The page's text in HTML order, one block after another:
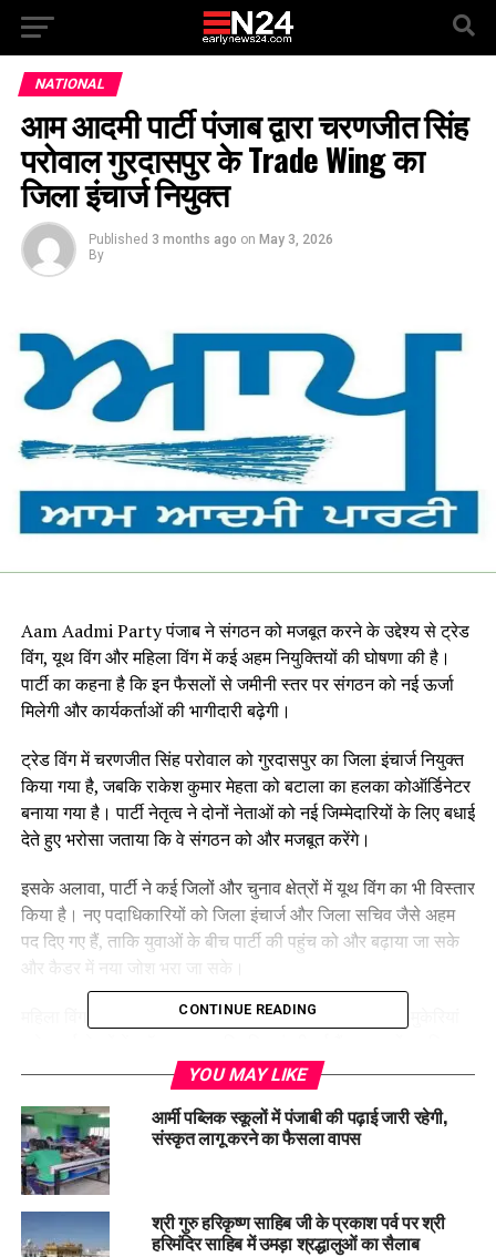
NATIONAL
आम आदमी पार्टी पंजाब द्वारा चरणजीत सिंह
परोवाल गुरदासपुर के Trade Wing का
जिला इंचार्ज नियुक्त
Published 3 months ago on May 3, 2026
By
Aam Aadmi Party पंजाब ने संगठन को मजबूत करने के उद्देश्य से ट्रेड
विंग, यूथ विंग और महिला विंग में कई अहम नियुक्तियों की घोषणा की है।
पार्टी का कहना है कि इन फैसलों से जमीनी स्तर पर संगठन को नई ऊर्जा
मिलेगी और कार्यकर्ताओं की भागीदारी बढ़ेगी।
ट्रेड विंग में चरणजीत सिंह परोवाल को गुरदासपुर का जिला इंचार्ज नियुक्त
किया गया है, जबकि राकेश कुमार मेहता को बटाला का हलका कोऑर्डिनेटर
बनाया गया है। पार्टी नेतृत्व ने दोनों नेताओं को नई जिम्मेदारियों के लिए बधाई
देते हुए भरोसा जताया कि वे संगठन को और मजबूत करेंगे।
इसके अलावा, पार्टी ने कई जिलों और चुनाव क्षेत्रों में यूथ विंग का भी विस्तार
किया है। नए पदाधिकारियों को जिला इंचार्ज और जिला सचिव जैसे अहम
पद दिए गए हैं, ताकि युवाओं के बीच पार्टी की पहुंच को और बढ़ाया जा सके
और कैडर में नया जोश भरा जा सके।
महिला विंग में भी बड़े स्तर पर फेरबदल किया गया है। दसूहा और मुकेरियां
नेताओं को महिलाओं की भागीदारी बढ़ाने और संगठन को जमीनी स्तर पर
मजबूत करने की जिम्मेदारी सौंपी गई है।
Aam Aadmi Party पंजाब ने सभी नवनियुक्त पदाधिकारियों को
शुभकामनाएं देते हुए उम्मीद जताई है कि वे पूरी निष्ठा और समर्पण के साथ
पार्टी की विचारधारा को आगे बढ़ाएंगे और जनता की सेवा में सक्रिय भूमिका
निभाएंगे।
CONTINUE READING
YOU MAY LIKE
आर्मी पब्लिक स्कूलों में पंजाबी की पढ़ाई जारी रहेगी,
संस्कृत लागू करने का फैसला वापस
श्री गुरु हरिकृष्ण साहिब जी के प्रकाश पर्व पर श्री
हरिमंदिर साहिब में उमड़ा श्रद्धालुओं का सैलाब